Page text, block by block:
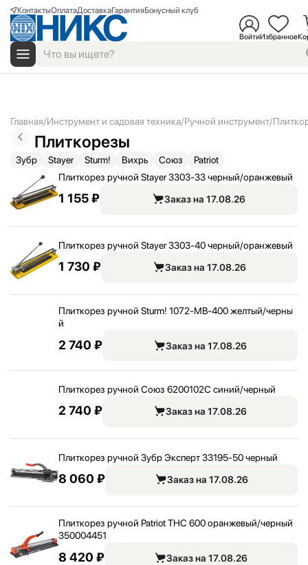
КонтактыОплатаДоставкаГарантияБонусный клуб
ВойтиИзбранное
Главная Инструмент и садовая техника Ручной инструмент
Плиткорезы
Зубр Stayer Sturm! Вихрь Союз Patriot
Плиткорез ручной Stayer 3303-33 черный/оранжевый
1 155 ₽ Заказ на 17.08.26
Плиткорез ручной Stayer 3303-40 черный/оранжевый
1 730 ₽ Заказ на 17.08.26
Плиткорез ручной Sturm! 1072-MB-400 желтый/черны
й
2 740 ₽ Заказ на 17.08.26
Плиткорез ручной Союз 6200102С синий/черный
2 740 ₽ Заказ на 17.08.26
Плиткорез ручной Зубр Эксперт 33195-50 черный
8 060 ₽ Заказ на 17.08.26
Плиткорез ручной Patriot THC 600 оранжевый/черный
350004451
8 420 ₽ Заказ на 17.08.26